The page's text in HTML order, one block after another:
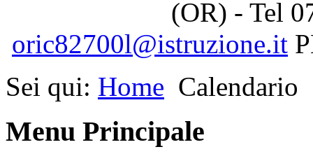
(OR) - Tel
oric82700l@istruzione.it
Sei qui: Home Calendario
Menu Principale